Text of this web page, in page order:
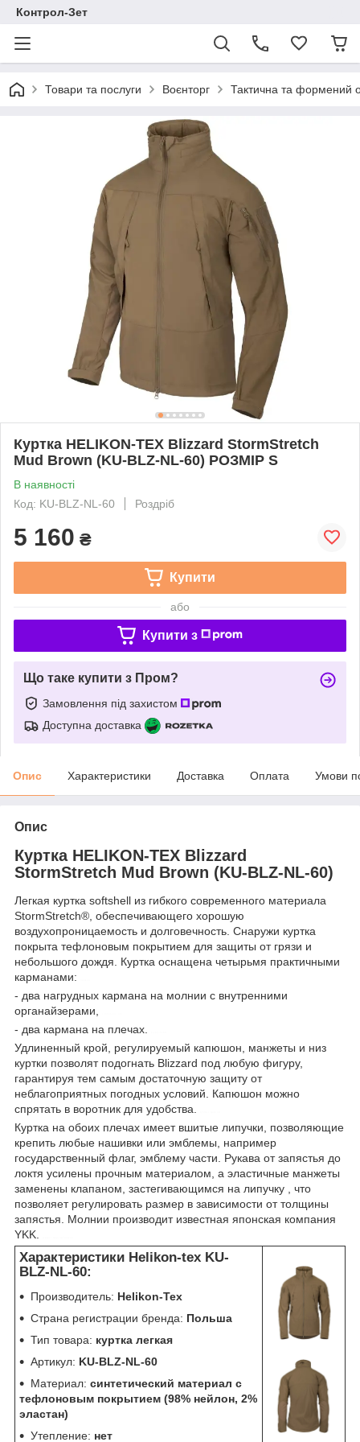
Контрол-Зет
Товари та послуги Воєнторг Тактична та формений
Куртка HELIKON-TEX Blizzard StormStretch
Mud Brown (KU-BLZ-NL-60) РОЗМІР S
В наявності
Код: KU-BLZ-NL-60
Роздріб
5 160 ₴
Купити
або
Купити з
Що таке купити з Пром?
Замовлення під захистом
Доступна доставка
Опис Характеристики Доставка Оплата Умови
Опис
Куртка HELIKON-TEX Blizzard
StormStretch Mud Brown (KU-BLZ-NL-60)
Легкая куртка softshell из гибкого современного материала
StormStretch®, обеспечивающего хорошую
воздухопроницаемость и долговечность. Снаружи куртка
покрыта тефлоновым покрытием для защиты от грязи и
небольшого дождя. Куртка оснащена четырьмя практичными
карманами:
- два нагрудных кармана на молнии с внутренними
органайзерами,
- два кармана на плечах.
Удлиненный крой, регулируемый капюшон, манжеты и низ
куртки позволят подогнать Blizzard под любую фигуру,
гарантируя тем самым достаточную защиту от
неблагоприятных погодных условий. Капюшон можно
спрятать в воротник для удобства.
Куртка на обоих плечах имеет вшитые липучки, позволяющие
крепить любые нашивки или эмблемы, например
государственный флаг, эмблему части. Рукава от запястья до
локтя усилены прочным материалом, а эластичные манжеты
заменены клапаном, застегивающимся на липучку , что
позволяет регулировать размер в зависимости от толщины
запястья. Молнии производит известная японская компания
YKK.
Характеристики Helikon-tex KU-
BLZ-NL-60:
Производитель: Helikon-Tex
Страна регистрации бренда: Польша
Тип товара: куртка легкая
Артикул: KU-BLZ-NL-60
Материал: синтетический материал с
тефлоновым покрытием (98% нейлон, 2%
эластан)
Утепление: нет